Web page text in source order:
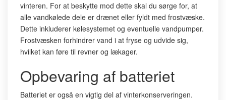
vinteren. For at beskytte mod dette skal du sørge for, at
alle vandkølede dele er drænet eller fyldt med frostvæske.
Dette inkluderer kølesystemet og eventuelle vandpumper.
Frostvæsken forhindrer vand i at fryse og udvide sig,
hvilket kan føre til revner og lækager.
Opbevaring af batteriet
Batteriet er også en vigtig del af vinterkonserveringen.